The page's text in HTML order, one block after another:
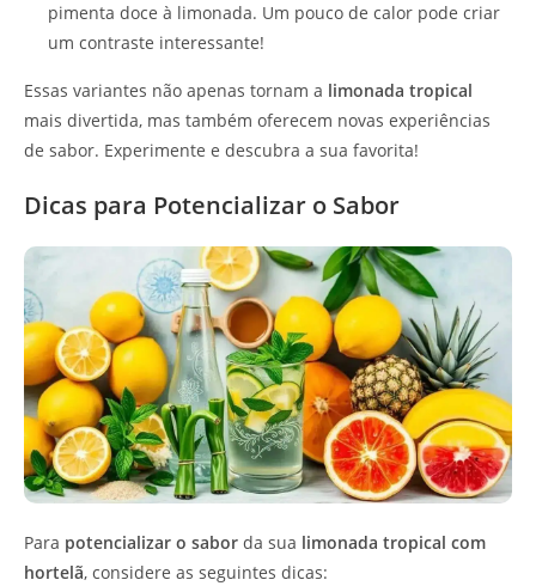
pimenta doce à limonada. Um pouco de calor pode criar
um contraste interessante!
Essas variantes não apenas tornam a limonada tropical
mais divertida, mas também oferecem novas experiências
de sabor. Experimente e descubra a sua favorita!
Dicas para Potencializar o Sabor
Para potencializar o sabor da sua limonada tropical com
hortelã, considere as seguintes dicas: